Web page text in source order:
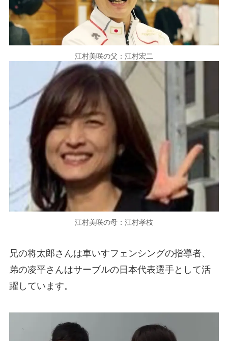
江村美咲の父：江村宏二
江村美咲の母：江村孝枝
兄の将太郎さんは車いすフェンシングの指導者、
弟の凌平さんはサーブルの日本代表選手として活
躍しています​。